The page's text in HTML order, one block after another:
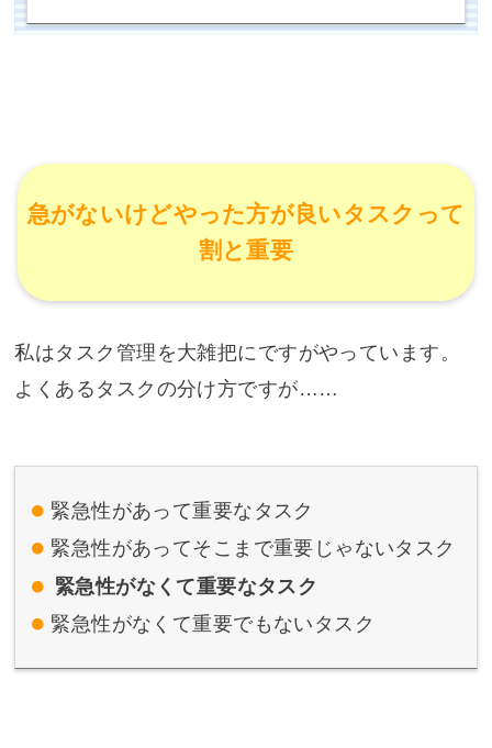
急がないけどやった方が良いタスクって
割と重要
私はタスク管理を大雑把にですがやっています。
よくあるタスクの分け方ですが……
緊急性があって重要なタスク
緊急性があってそこまで重要じゃないタスク
緊急性がなくて重要なタスク
緊急性がなくて重要でもないタスク